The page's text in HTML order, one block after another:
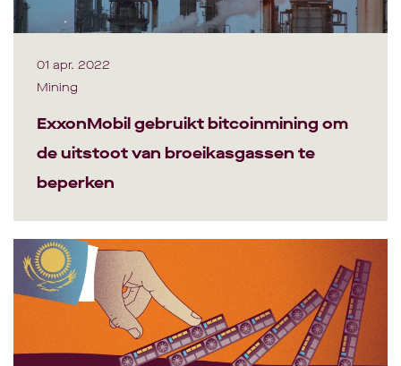
01 apr. 2022
Mining
ExxonMobil gebruikt bitcoinmining om
de uitstoot van broeikasgassen te
beperken